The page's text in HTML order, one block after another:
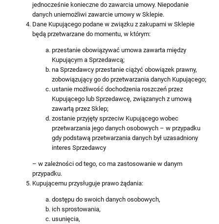
jednocześnie konieczne do zawarcia umowy. Niepodanie
danych uniemożliwi zawarcie umowy w Sklepie.
Dane Kupującego podane w związku z zakupami w Sklepie
będą przetwarzane do momentu, w którym:
przestanie obowiązywać umowa zawarta między
Kupującym a Sprzedawcą;
na Sprzedawcy przestanie ciążyć obowiązek prawny,
zobowiązujący go do przetwarzania danych Kupującego;
ustanie możliwość dochodzenia roszczeń przez
Kupującego lub Sprzedawcę, związanych z umową
zawartą przez Sklep;
zostanie przyjęty sprzeciw Kupującego wobec
przetwarzania jego danych osobowych – w przypadku
gdy podstawą przetwarzania danych był uzasadniony
interes Sprzedawcy
– w zależności od tego, co ma zastosowanie w danym
przypadku.
Kupującemu przysługuje prawo żądania:
dostępu do swoich danych osobowych,
ich sprostowania,
usunięcia,